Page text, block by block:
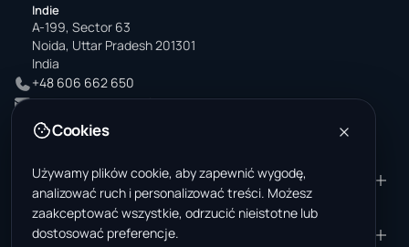
Indie
A-199, Sector 63
Noida, Uttar Pradesh 201301
India
+48 606 662 650
support@wastemarkt.com
office@wastemarkt.com
PRODUKT
Marketplace
Materiały — sprzedaż
ZASOBY
Akademia dostawcy
FIRMA
Cookies
Używamy plików cookie, aby zapewnić wygodę,
analizować ruch i personalizować treści. Możesz
zaakceptować wszystkie, odrzucić nieistotne lub
dostosować preferencje.